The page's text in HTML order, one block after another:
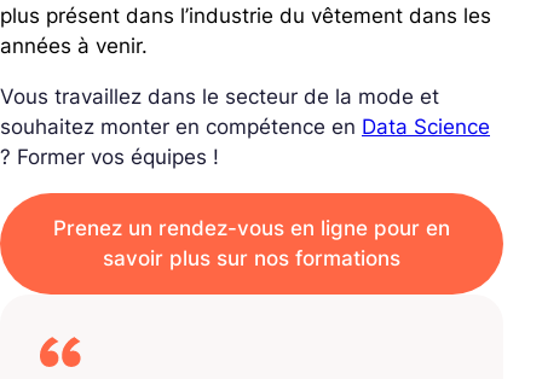
plus présent dans l’industrie du vêtement dans les
années à venir.
Vous travaillez dans le secteur de la mode et
souhaitez monter en compétence en Data Science
? Former vos équipes !
Prenez un rendez-vous en ligne pour en
savoir plus sur nos formations